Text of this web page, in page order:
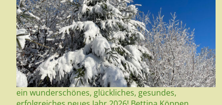
ein wunderschönes, glückliches, gesundes,